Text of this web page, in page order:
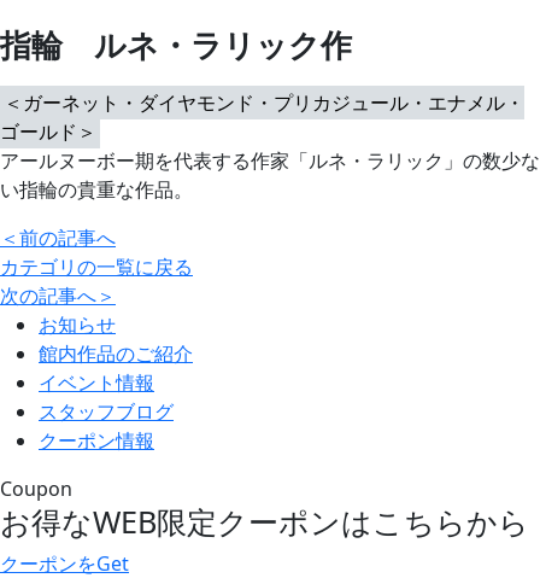
指輪 ルネ・ラリック作
＜ガーネット・ダイヤモンド・プリカジュール・エナメル・
ゴールド＞
アールヌーボー期を代表する作家「ルネ・ラリック」の数少な
い指輪の貴重な作品。
＜前の記事へ
カテゴリの一覧に戻る
次の記事へ＞
お知らせ
館内作品のご紹介
イベント情報
スタッフブログ
クーポン情報
Coupon
お得なWEB限定クーポンはこちらから
クーポンをGet